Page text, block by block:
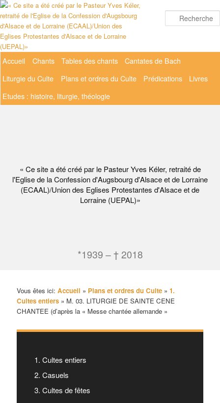
Aller
au
contenu
principal
« Ce site a été créé par le Pasteur Yves Kéler, retraité de
l'Eglise de la Confession d'Augsbourg d'Alsace et de Lorraine
(ECAAL)/Union des Eglises Protestantes d'Alsace et de
Lorraine (UEPAL)»
*1939 – † 2018
Menu
Accueil Chants Tables des chants
Cantates de Bach
Liturgie du Culte
Plans et ordres du Culte Prédications
Livres
Etudes : histoire, liturgie, théologie
Vous êtes ici:Accueil » Plans et ordres du Culte » 1.
Cultes entiers » M. 03. LITURGIE DE SAINTE CENE
CHANTEE (d’après la « Messe chantée allemande »
1. Cultes entiers
2. Casuels
3. Cultes de fêtes